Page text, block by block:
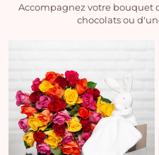
Accompagnez votre bouquet
chocolats ou